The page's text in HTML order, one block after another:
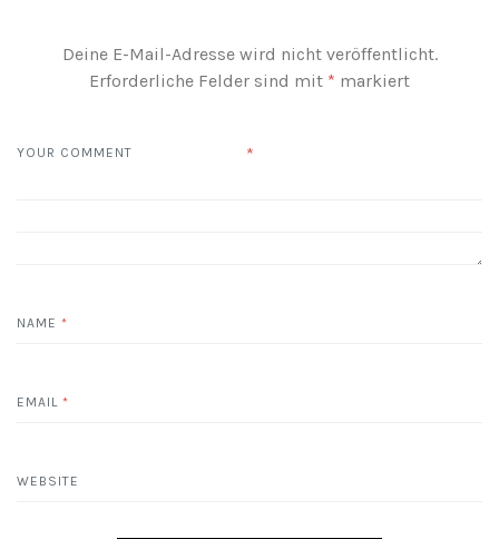
Deine E-Mail-Adresse wird nicht veröffentlicht.
Erforderliche Felder sind mit * markiert
YOUR COMMENT *
NAME *
EMAIL *
WEBSITE